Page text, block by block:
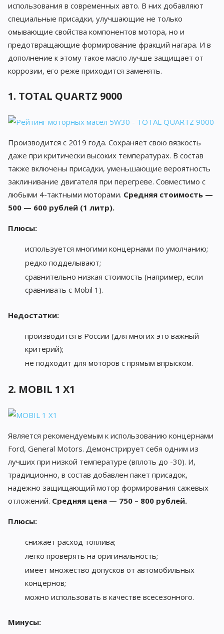
использования в современных авто. В них добавляют
специальные присадки, улучшающие не только
омывающие свойства компонентов мотора, но и
предотвращающие формирование фракций нагара. И в
дополнение к этому такое масло лучше защищает от
коррозии, его реже приходится заменять.
1. TOTAL QUARTZ 9000
Производится с 2019 года. Сохраняет свою вязкость
даже при критически высоких температурах. В состав
также включены присадки, уменьшающие вероятность
заклинивание двигателя при перегреве. Совместимо с
любыми 4-тактными моторами. Средняя стоимость —
500 — 600 рублей (1 литр).
Плюсы:
используется многими концернами по умолчанию;
редко подделывают;
сравнительно низкая стоимость (например, если
сравнивать с Mobil 1).
Недостатки:
производится в России (для многих это важный
критерий);
не подходит для моторов с прямым впрыском.
2. MOBIL 1 X1
Является рекомендуемым к использованию концернами
Ford, General Motors. Демонстрирует себя одним из
лучших при низкой температуре (вплоть до -30). И,
традиционно, в состав добавлен пакет присадок,
надежно защищающий мотор формирования сажевых
отложений. Средняя цена — 750 – 800 рублей.
Плюсы:
снижает расход топлива;
легко проверять на оригинальность;
имеет множество допусков от автомобильных
концернов;
можно использовать в качестве всесезонного.
Минусы: